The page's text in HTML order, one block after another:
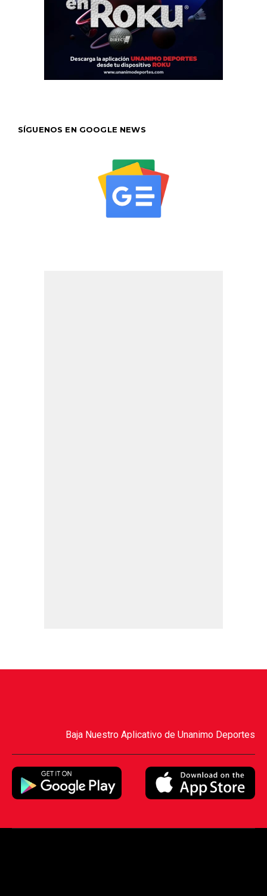
SÍGUENOS EN GOOGLE NEWS
Baja Nuestro Aplicativo de Unanimo Deportes